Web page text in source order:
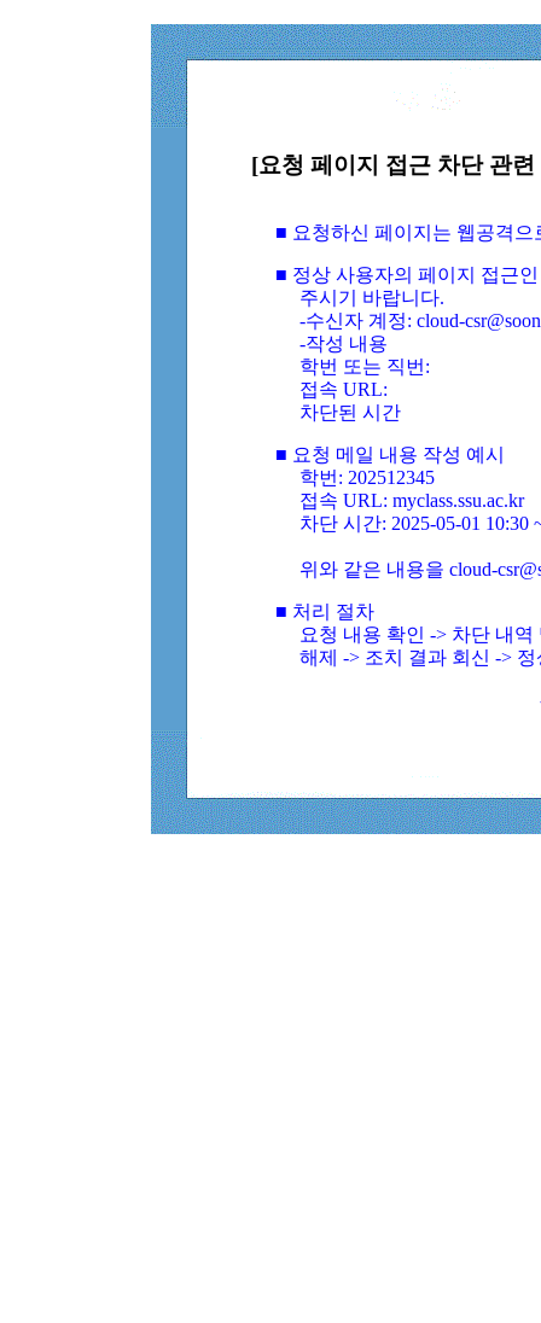
[요청 페이지 접근 차단 관
■ 요청하신 페이지는 웹공격
■ 정상 사용자의 페이지 접근
주시기 바랍니다.
-수신자 계정: cloud-
-작성 내용
학번 또는 직번:
접속 URL:
차단된 시간
■ 요청 메일 내용 작성 예시
학번: 202512345
접속 URL: myclass.ssu.ac.kr
차단 시간: 2025-05-01 10:30
위와 같은 내용을 cloud-
■ 처리 절차
요청 내용 확인 -> 차단 내
해제 -> 조치 결과 회신 ->